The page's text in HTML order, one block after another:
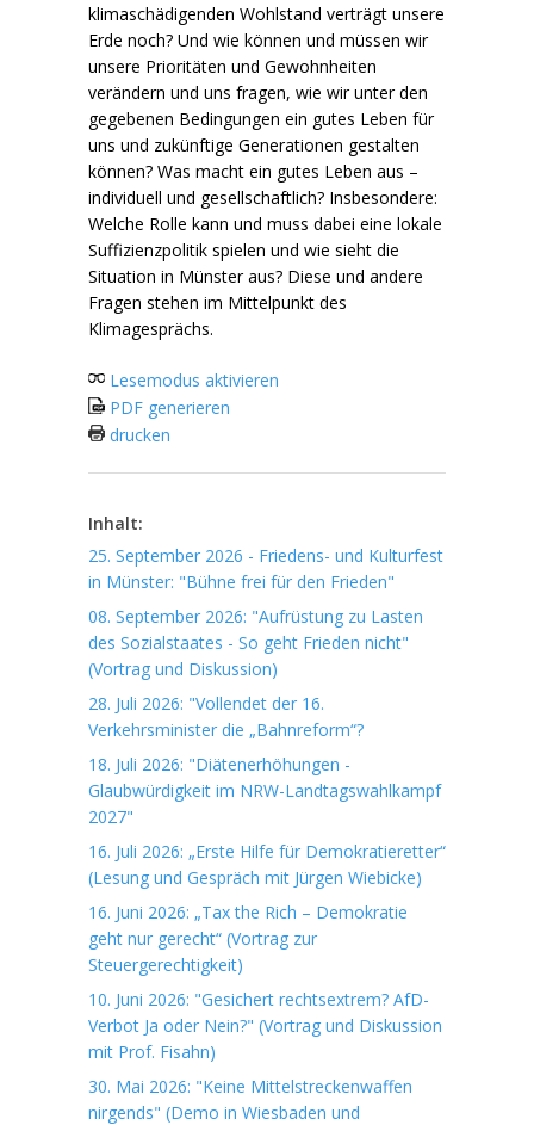
klimaschädigenden Wohlstand verträgt unsere
Erde noch? Und wie können und müssen wir
unsere Prioritäten und Gewohnheiten
verändern und uns fragen, wie wir unter den
gegebenen Bedingungen ein gutes Leben für
uns und zukünftige Generationen gestalten
können? Was macht ein gutes Leben aus –
individuell und gesellschaftlich? Insbesondere:
Welche Rolle kann und muss dabei eine lokale
Suffizienzpolitik spielen und wie sieht die
Situation in Münster aus? Diese und andere
Fragen stehen im Mittelpunkt des
Klimagesprächs.
Lesemodus aktivieren
PDF generieren
drucken
Inhalt:
25. September 2026 - Friedens- und Kulturfest
in Münster: "Bühne frei für den Frieden"
08. September 2026: "Aufrüstung zu Lasten
des Sozialstaates - So geht Frieden nicht"
(Vortrag und Diskussion)
28. Juli 2026: "Vollendet der 16.
Verkehrsminister die „Bahnreform“?
18. Juli 2026: "Diätenerhöhungen -
Glaubwürdigkeit im NRW-Landtagswahlkampf
2027"
16. Juli 2026: „Erste Hilfe für Demokratieretter“
(Lesung und Gespräch mit Jürgen Wiebicke)
16. Juni 2026: „Tax the Rich – Demokratie
geht nur gerecht“ (Vortrag zur
Steuergerechtigkeit)
10. Juni 2026: "Gesichert rechtsextrem? AfD-
Verbot Ja oder Nein?" (Vortrag und Diskussion
mit Prof. Fisahn)
30. Mai 2026: "Keine Mittelstreckenwaffen
nirgends" (Demo in Wiesbaden und